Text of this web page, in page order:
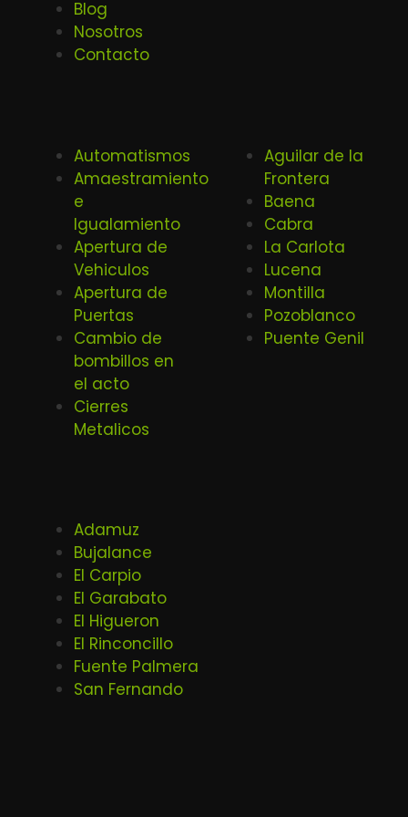
Blog
Nosotros
Contacto
Automatismos
Amaestramiento
e
Igualamiento
Apertura de
Vehiculos
Apertura de
Puertas
Cambio de
bombillos en
el acto
Cierres
Metalicos
Aguilar de la
Frontera
Baena
Cabra
La Carlota
Lucena
Montilla
Pozoblanco
Puente Genil
Adamuz
Bujalance
El Carpio
El Garabato
El Higueron
El Rinconcillo
Fuente Palmera
San Fernando